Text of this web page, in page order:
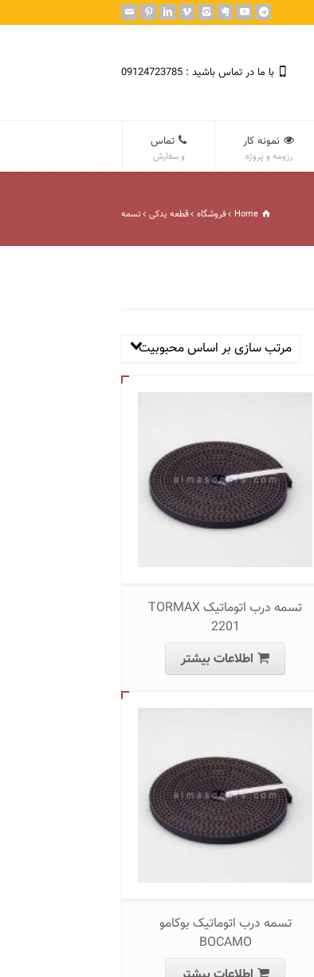
با ما در تماس باشید : 09124723785
نمونه کار
رزومه و پروژه
تماس
و سفارش
Home فروشگاه قطعه یدکی تسمه
مرتب سازی بر اساس محبوبیت
تسمه درب اتوماتیک TORMAX
2201
اطلاعات بیشتر
تسمه درب اتوماتیک بوکامو
BOCAMO